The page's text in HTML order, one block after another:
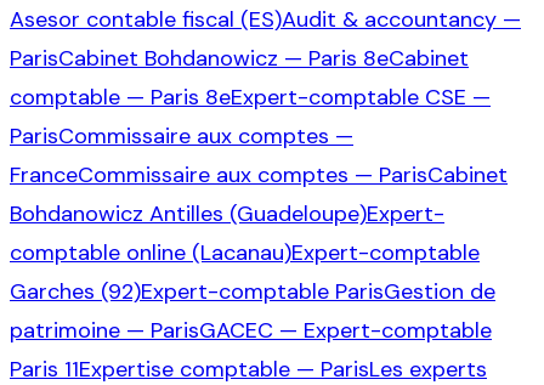
Asesor contable fiscal (ES)Audit & accountancy —
ParisCabinet Bohdanowicz — Paris 8eCabinet
comptable — Paris 8eExpert-comptable CSE —
ParisCommissaire aux comptes —
FranceCommissaire aux comptes — ParisCabinet
Bohdanowicz Antilles (Guadeloupe)Expert-
comptable online (Lacanau)Expert-comptable
Garches (92)Expert-comptable ParisGestion de
patrimoine — ParisGACEC — Expert-comptable
Paris 11Expertise comptable — ParisLes experts